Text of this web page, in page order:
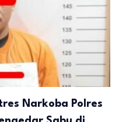
Narkoba Polres